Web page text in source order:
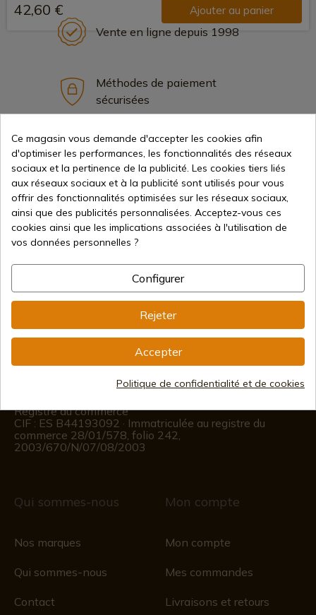
42,60 € Ajouter au panier
Vente en ligne depuis 1998
Méthodes de paiement
sécurisées
Expédition internationale
Information
info@aceros-de-hispania.com
Du lundi au vendredi de 09h00 à 15h00
Registre du commerce
CIF : ES B44193092 · Immatriculée au registre du
commerce 28/01/578, folio 242,
2003/670/N/07/08/2003
Qui sommes-nous
Nos marques
Qui sommes-nous
Contact
Mon compte
Mon compte
Mes commandes
Livraisons et retours
Ce magasin vous demande d'accepter les cookies afin
d'optimiser les performances, les fonctionnalités des réseaux
sociaux et la pertinence de la publicité. Les cookies tiers liés
aux réseaux sociaux et à la publicité sont utilisés pour vous
offrir des fonctionnalités optimisées sur les réseaux sociaux,
ainsi que des publicités personnalisées. Acceptez-vous ces
cookies ainsi que les implications associées à l'utilisation de
vos données personnelles ?
Configurer
Rejeter
Accepter
Politique de confidentialité et de cookies